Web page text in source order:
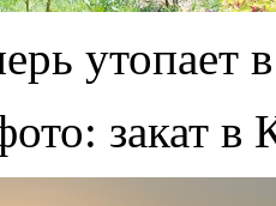
утопает
закат в